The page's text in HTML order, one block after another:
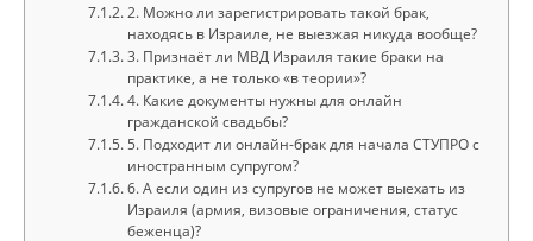
2. Можно ли зарегистрировать такой брак,
находясь в Израиле, не выезжая никуда вообще?
3. Признаёт ли МВД Израиля такие браки на
практике, а не только «в теории»?
4. Какие документы нужны для онлайн
гражданской свадьбы?
5. Подходит ли онлайн-брак для начала СТУПРО с
иностранным супругом?
6. А если один из супругов не может выехать из
Израиля (армия, визовые ограничения, статус
беженца)?